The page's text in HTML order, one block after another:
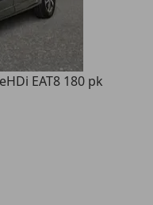
EAT8 180 pk